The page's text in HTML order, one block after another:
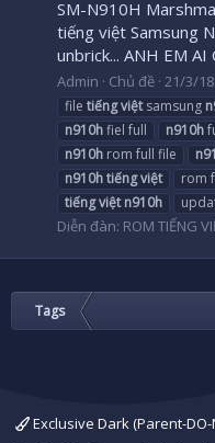
SM-N910H
tiếng việt Samsung
unbrick... ANH EM
Admin Chủ đề 21/3/18
file tiếngviệtsamsung
n910hfiel full n910h
n910h rom full file
n910htiếngviệt rom
tiếngviệt n910h
Diễn đàn: ROM TIẾNG
Tags
Exclusive Dark (Parent-DO-